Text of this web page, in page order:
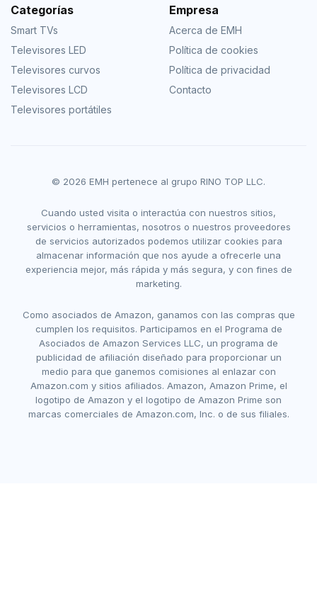
Categorías
Smart TVs
Televisores LED
Televisores curvos
Televisores LCD
Televisores portátiles
Empresa
Acerca de EMH
Política de cookies
Política de privacidad
Contacto
© 2026 EMH pertenece al grupo RINO TOP LLC.
Cuando usted visita o interactúa con nuestros sitios,
servicios o herramientas, nosotros o nuestros proveedores
de servicios autorizados podemos utilizar cookies para
almacenar información que nos ayude a ofrecerle una
experiencia mejor, más rápida y más segura, y con fines de
marketing.
Como asociados de Amazon, ganamos con las compras que
cumplen los requisitos. Participamos en el Programa de
Asociados de Amazon Services LLC, un programa de
publicidad de afiliación diseñado para proporcionar un
medio para que ganemos comisiones al enlazar con
Amazon.com y sitios afiliados. Amazon, Amazon Prime, el
logotipo de Amazon y el logotipo de Amazon Prime son
marcas comerciales de Amazon.com, Inc. o de sus filiales.